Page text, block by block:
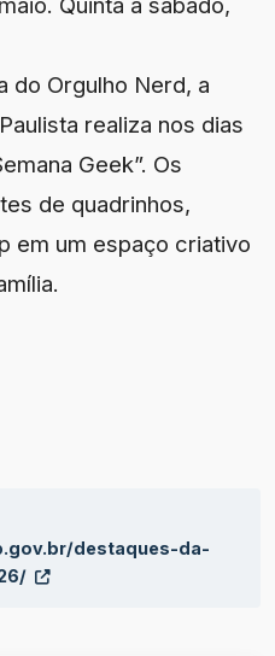
do Orgulho Nerd, a
realiza nos dias
Geek”. Os
de quadrinhos,
em um espaço criativo
destaques-da-